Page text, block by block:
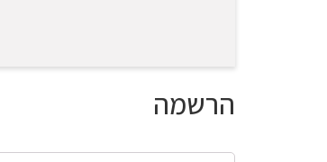
הרשמה